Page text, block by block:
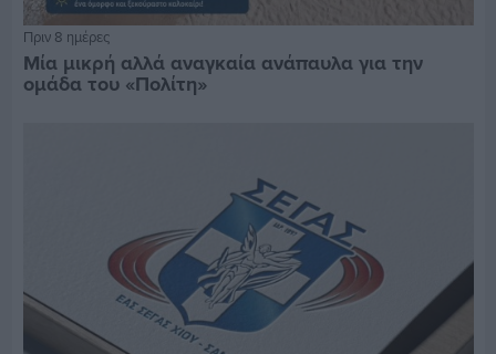
Πριν 8 ημέρες
Μία μικρή αλλά αναγκαία ανάπαυλα για την
ομάδα του «Πολίτη»